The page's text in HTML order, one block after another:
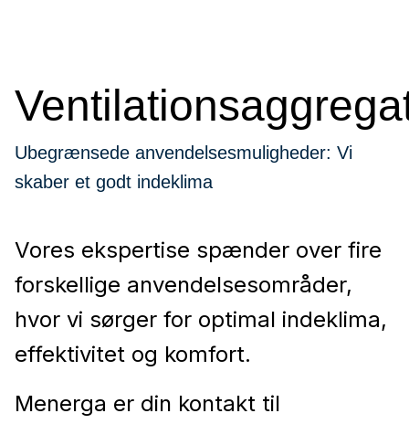
Ubegrænsede anvendelsesmuligheder: Vi
skaber et godt indeklima
Vores ekspertise spænder over fire
forskellige anvendelsesområder,
hvor vi sørger for optimal indeklima,
effektivitet og komfort.
Menerga er din kontakt til